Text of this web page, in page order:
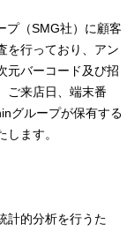
プ（SMG社）に顧客
を行っており、アン
元バーコード及び招
ご来店日、端末番
グループが保有する
ます。
計的分析を行うた